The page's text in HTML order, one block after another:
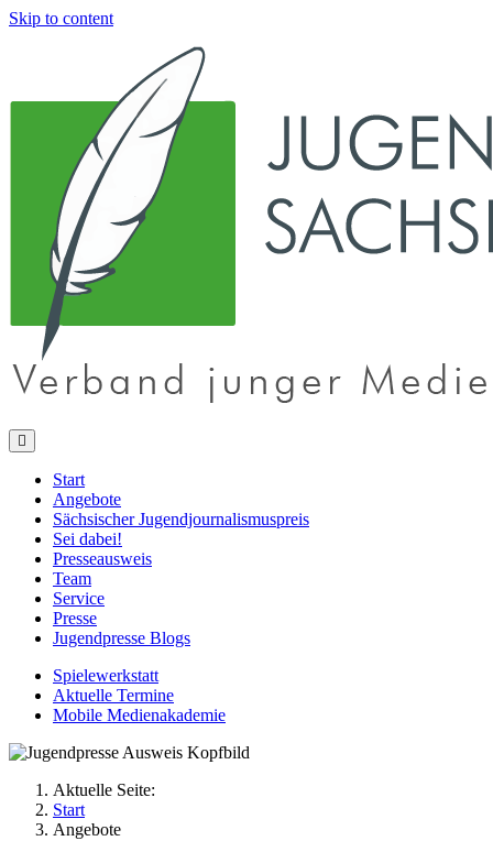
Skip to content
Start
Angebote
Sächsischer Jugendjournalismuspreis
Sei dabei!
Presseausweis
Team
Service
Presse
Jugendpresse Blogs
Spielewerkstatt
Aktuelle Termine
Mobile Medienakademie
Aktuelle Seite:
Start
Angebote